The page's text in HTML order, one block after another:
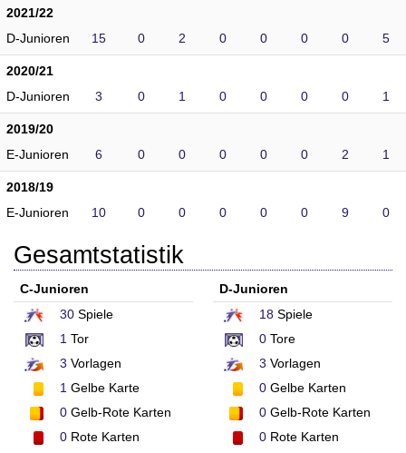
2021/22
D-Junioren
15 0 2 0 0 0 0 5
2020/21
D-Junioren
3 0 1 0 0 0 0 1
2019/20
E-Junioren
6 0 0 0 0 0 2 1
2018/19
E-Junioren
10 0 0 0 0 0 9 0
Gesamtstatistik
C-Junioren
30 Spiele
1 Tor
3 Vorlagen
1 Gelbe Karte
0 Gelb-Rote Karten
0 Rote Karten
D-Junioren
18 Spiele
0Tore
3 Vorlagen
0Gelbe Karten
0Gelb-Rote Karten
0Rote Karten